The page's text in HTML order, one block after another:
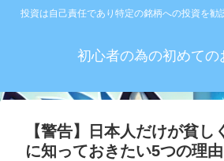
投資は自己責任であり特定の銘柄への投資を勧
初心者の為の初めての
【警告】日本人だけが貧し
に知っておきたい5つの理